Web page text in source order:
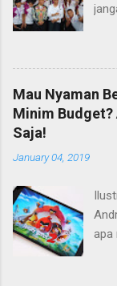
Mau Nyaman
Minim Budget?
Saja!
January 04, 2019
apa